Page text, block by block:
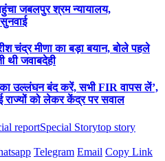
पहुंचा जबलपुर श्रम न्यायालय,
चंद्र मीणा का बड़ा बयान, बोले पहले
थी जवाबदेही
उल्लंघन बंद करें, सभी FIR वापस लें’,
राज्यों को लेकर केंद्र पर सवाल
reportSpecial Storytop story
Telegram Email Copy Link